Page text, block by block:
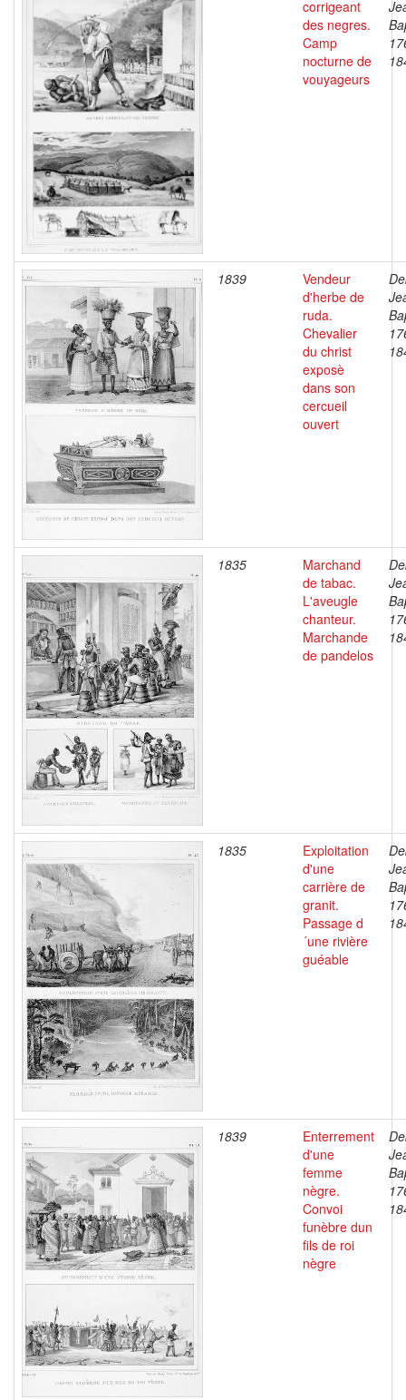
corrigeant
des negres.
Camp
nocturne de
vouyageurs
1839
Vendeur
d'herbe de
ruda.
Chevalier
du christ
exposè
dans son
cercueil
ouvert
1835
Marchand
de tabac.
L'aveugle
chanteur.
Marchande
de pandelos
1835
Exploitation
d'une
carrière de
granit.
Passage d
´une rivière
guéable
1839
Enterrement
d'une
femme
nègre.
Convoi
funèbre dun
fils de roi
nègre